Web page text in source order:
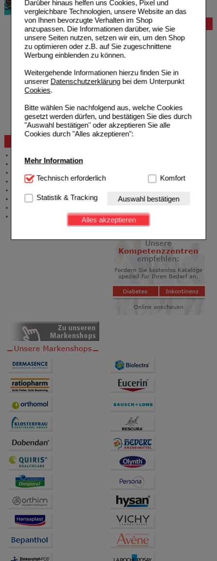
Darüber hinaus helfen uns Cookies, Pixel und
vergleichbare Technologien, unsere Website an das
von Ihnen bevorzugte Verhalten im Shop
anzupassen. Die Informationen darüber, wie Sie
unsere Seiten nutzen, setzen wir ein, um den Shop
zu optimieren oder z.B. auf Sie zugeschnittene
Werbung einblenden zu können.
Weitergehende Informationen hierzu finden Sie in
unserer Datenschutzerklärungbei dem Unterpunkt
Cookies.
Bitte wählen Sie nachfolgend aus, welche Cookies
gesetzt werden dürfen, und bestätigen Sie dies durch
"Auswahl bestätigen" oder akzeptieren Sie alle
Cookies durch "Alles akzeptieren":
Mehr Information
Technisch Notwendig:Hierbei handelt es sich um
Website notwendig sind (z.B. Navigation, Warenkorb,
Kundenkonto), weshalb auf diese nicht verzichtet
werden kann.
Einkaufserlebnis noch ansprechender zu gestalten,
beispielsweise für die Wiedererkennung des
Besuchers oder unsere Seite an bevorzugte
Verhaltensweisen (z.B. Spracheinstellung)
anzupassen. Komfort-Cookies ermöglichen es uns
anzuzeigen und unser Partnerprogramm zu
Informationen über die Art und Weise der Nutzung
unserer Website sammeln, mit deren Hilfe wir unsere
Website weiter für Sie optimieren können, den Inhalt
auf unserer Website aber auch die Werbung auf
Drittseiten möglichst relevant für Sie zu gestalten.
Bitte beachten Sie, dass Daten hierfür teilweise an
Dritte wie z.B. Google oder soziale Medien
übertragen werden.
Technisch erforderlich Komfort
Statistik & Tracking Auswahl bestätigen
Alles akzeptieren
Bestellung
Hilfe zur Anmeldung
Hilfe zum Bestellvorgang
Zahlungsmöglichkeiten
Freiumschläge anfordern
Freiumschläge downloaden
Widerrufsformular
Problembehebung
Bestellschein
Produktberatung
Meldung Arzneimittelrisiken
Zuzahlungsfreie Arzneien
Newsletter